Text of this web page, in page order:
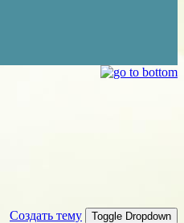
Создать тему Toggle Dropdown